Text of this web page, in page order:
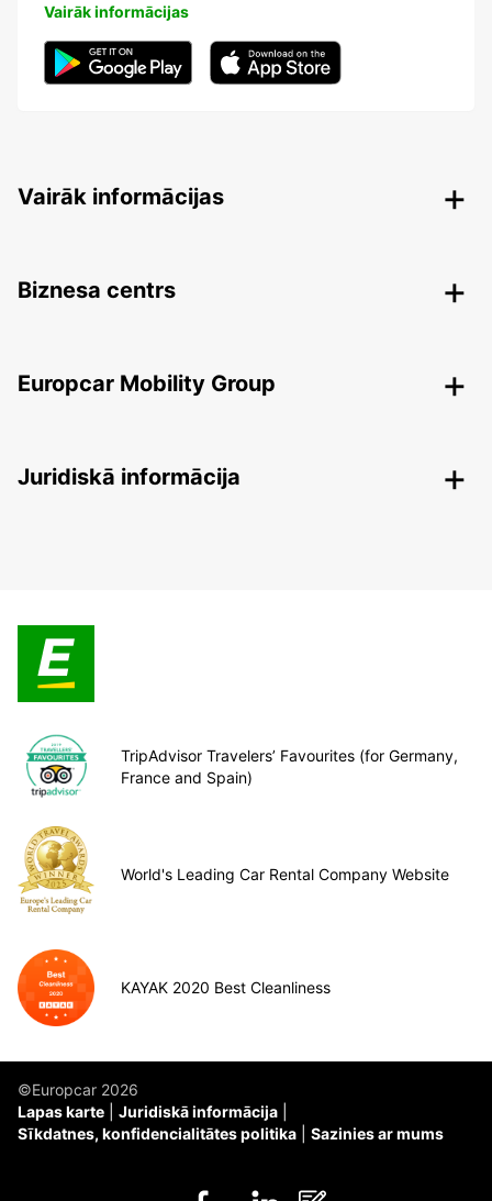
Vairāk informācijas
Vairāk informācijas
Biznesa centrs
Europcar Mobility Group
Juridiskā informācija
TripAdvisor Travelers’ Favourites (for Germany,
France and Spain)
World's Leading Car Rental Company Website
KAYAK 2020 Best Cleanliness
©Europcar 2026
Lapas karte
Juridiskā informācija
Sīkdatnes, konfidencialitātes politika
Sazinies ar mums